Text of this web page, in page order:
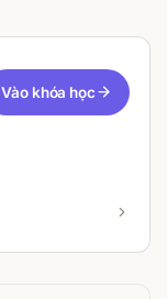
Vào khóa học